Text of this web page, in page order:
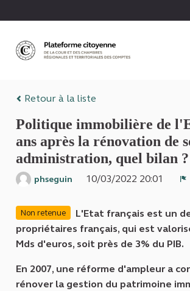
Retour à la liste
Politique immobilière de
ans après la rénovation de
administration, quel bilan ?
phseguin
10/03/2022 20:01
Non retenue
L'Etat français est un
propriétaires français, qui est
Mds d'euros, soit près de 3% du PIB.
En 2007, une réforme d'ampleur a
rénover la gestion du patrimoine